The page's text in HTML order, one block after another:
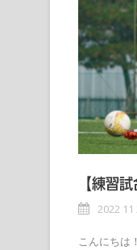
【練習
2022 11
こんにちは